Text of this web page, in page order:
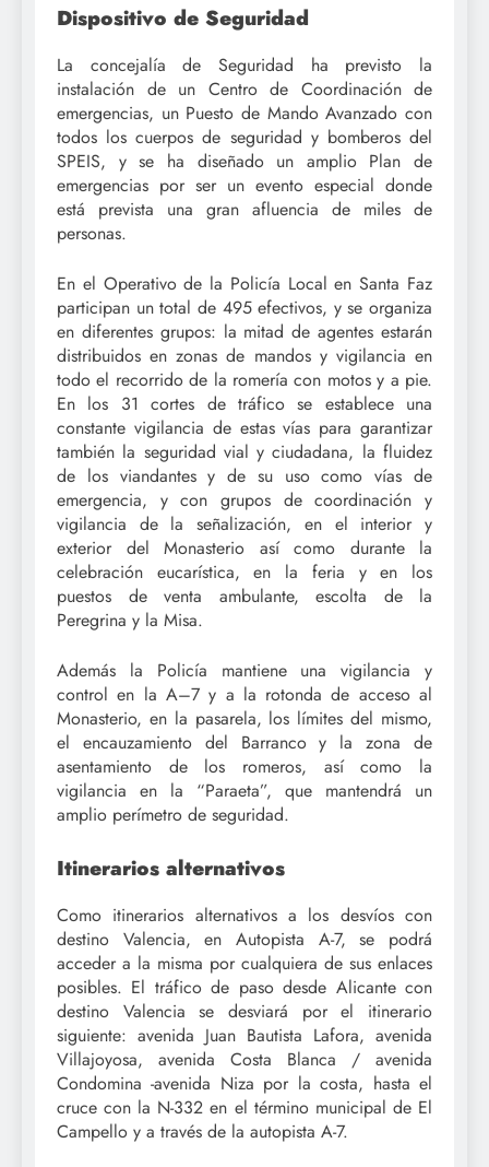
Dispositivo de Seguridad
La concejalía de Seguridad ha previsto la
instalación de un Centro de Coordinación de
emergencias, un Puesto de Mando Avanzado con
todos los cuerpos de seguridad y bomberos del
SPEIS, y se ha diseñado un amplio Plan de
emergencias por ser un evento especial donde
está prevista una gran afluencia de miles de
personas.
En el Operativo de la Policía Local en Santa Faz
participan un total de 495 efectivos, y se organiza
en diferentes grupos: la mitad de agentes estarán
distribuidos en zonas de mandos y vigilancia en
todo el recorrido de la romería con motos y a pie.
En los 31 cortes de tráfico se establece una
constante vigilancia de estas vías para garantizar
también la seguridad vial y ciudadana, la fluidez
de los viandantes y de su uso como vías de
emergencia, y con grupos de coordinación y
vigilancia de la señalización, en el interior y
exterior del Monasterio así como durante la
celebración eucarística, en la feria y en los
puestos de venta ambulante, escolta de la
Peregrina y la Misa.
Además la Policía mantiene una vigilancia y
control en la A–7 y a la rotonda de acceso al
Monasterio, en la pasarela, los límites del mismo,
el encauzamiento del Barranco y la zona de
asentamiento de los romeros, así como la
vigilancia en la “Paraeta”, que mantendrá un
amplio perímetro de seguridad.
Itinerarios alternativos
Como itinerarios alternativos a los desvíos con
destino Valencia, en Autopista A-7, se podrá
acceder a la misma por cualquiera de sus enlaces
posibles. El tráfico de paso desde Alicante con
destino Valencia se desviará por el itinerario
siguiente: avenida Juan Bautista Lafora, avenida
Villajoyosa, avenida Costa Blanca / avenida
Condomina -avenida Niza por la costa, hasta el
cruce con la N-332 en el término municipal de El
Campello y a través de la autopista A-7.